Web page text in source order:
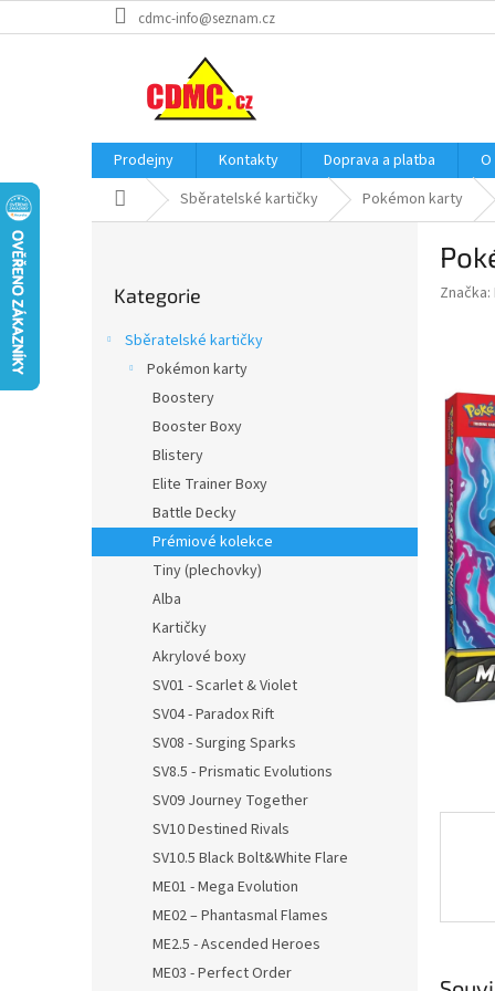
na
cdmc-info@seznam.cz
Prodejny Kontakty Doprava a platba
Domů Sběratelské kartičky Pokémon karty
e
l
kategorie
Kategorie
Sběratelské kartičky
Pokémon karty
Boostery
Booster Boxy
Blistery
Elite Trainer Boxy
Battle Decky
Prémiové kolekce
Tiny (plechovky)
Alba
Kartičky
Akrylové boxy
SV01 - Scarlet & Violet
SV04 - Paradox Rift
SV08 - Surging Sparks
SV8.5 - Prismatic Evolutions
SV09 Journey Together
SV10 Destined Rivals
SV10.5 Black Bolt&White Flare
ME01 - Mega Evolution
ME02 – Phantasmal Flames
ME2.5 - Ascended Heroes
ME03 - Perfect Order
Značka: